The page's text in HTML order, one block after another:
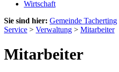
Wirtschaft
Sie sind hier: Gemeinde Tacherting
Service > Verwaltung > Mitarbeiter
Mitarbeiter